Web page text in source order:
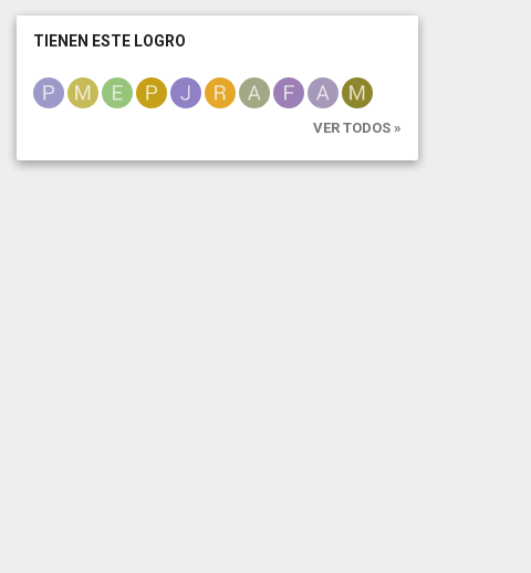
TIENEN ESTE LOGRO
VER TODOS »